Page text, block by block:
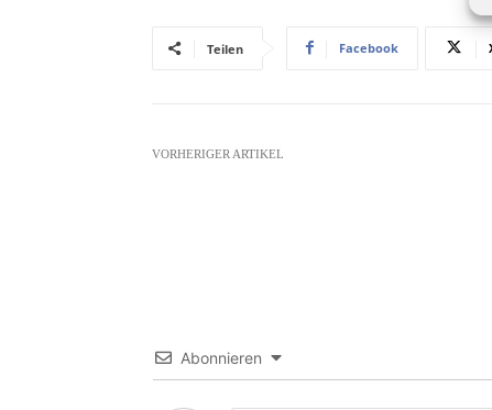
Teilen Facebook
VORHERIGER ARTIKEL
Abonnieren